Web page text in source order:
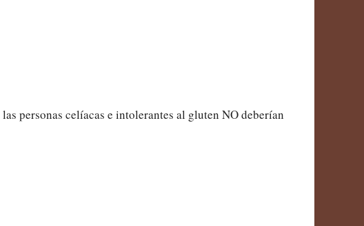
personas celíacas e intolerantes al gluten NO deberían